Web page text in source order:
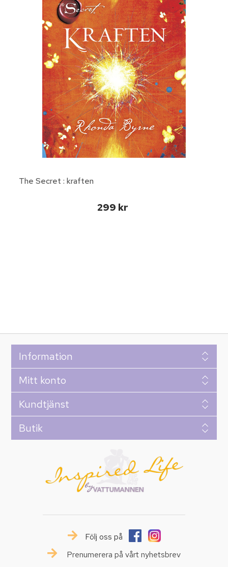
The Secret : kraften
299 kr
Information
Mitt konto
Kundtjänst
Butik
Följ oss på
Prenumerera på vårt nyhetsbrev